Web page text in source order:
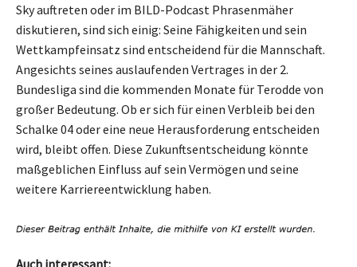
Sky auftreten oder im BILD-Podcast Phrasenmäher
diskutieren, sind sich einig: Seine Fähigkeiten und sein
Wettkampfeinsatz sind entscheidend für die Mannschaft.
Angesichts seines auslaufenden Vertrages in der 2.
Bundesliga sind die kommenden Monate für Terodde von
großer Bedeutung. Ob er sich für einen Verbleib bei den
Schalke 04 oder eine neue Herausforderung entscheiden
wird, bleibt offen. Diese Zukunftsentscheidung könnte
maßgeblichen Einfluss auf sein Vermögen und seine
weitere Karriereentwicklung haben.